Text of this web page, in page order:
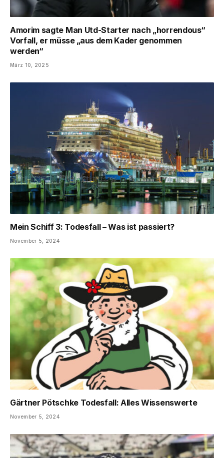
Amorim sagte Man Utd-Starter nach „horrendous“
Vorfall, er müsse „aus dem Kader genommen
werden“
März 10, 2025
Mein Schiff 3: Todesfall – Was ist passiert?
November 5, 2024
Gärtner Pötschke Todesfall: Alles Wissenswerte
November 5, 2024